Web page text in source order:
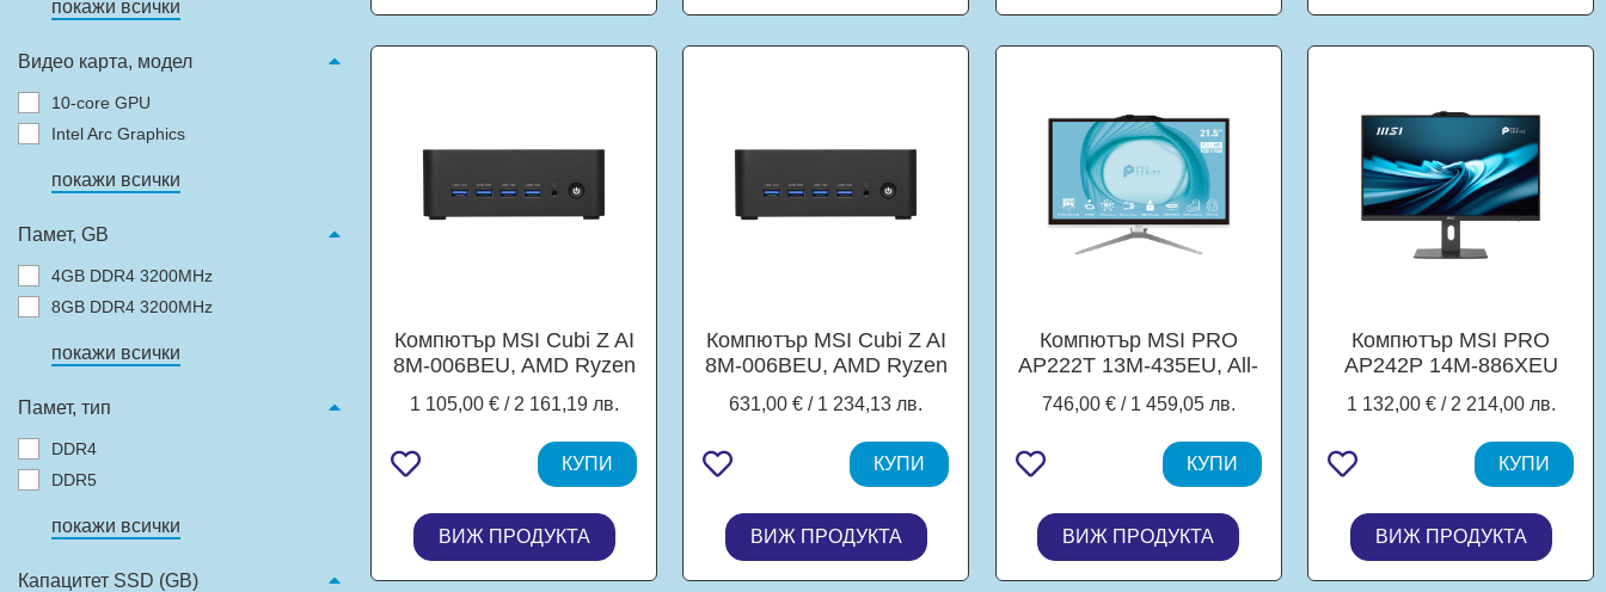
покажи всички
Видео карта, модел
10-core GPU
Intel Arc Graphics
покажи всички
Памет, GB
4GB DDR4 3200MHz
8GB DDR4 3200MHz
покажи всички
Памет, тип
DDR4
DDR5
покажи всички
Капацитет SSD (GB)
Компютър MSI Cubi Z AI
8M-006BEU, AMD Ryzen
GHz, 16MB Cache), AMD
Radeon 780M, 16GB
DDR5 SODIMM, 1TB
SSD M.2 NVMe,
Windows 11 Pro
1 105,00 € / 2 161,19 лв.
КУПИ
ВИЖ ПРОДУКТА
Компютър MSI Cubi Z AI
8M-006BEU, AMD Ryzen
GHz, 16MB Cache), AMD
Radeon 780M, no RAM
(DDR5 SODIMM), no
Storage (M.2 SSD), Free
DOS
631,00 € / 1 234,13 лв.
КУПИ
ВИЖ ПРОДУКТА
Компютър MSI PRO
AP222T 13M-435EU, All-
Gold G7400 2C (3.70
GHz, 6MB Cache), 21.5"
(54.61 cm) FHD IPS,
Touchscreen, 4GB
DDR4, 512GB SSD M.2
NVMe, Wi-Fi 5+BT, 2xRJ-
45, HDMI, Windows 11
746,00 € / 1 459,05 лв.
КУПИ
ВИЖ ПРОДУКТА
Компютър MSI PRO
AP242P 14M-886XEU
14700 20C (2.50 / 5.40
GHz, 33MB Cache),
23.8" (60.45 cm) FHD,
16GB DDR5, 1TB SSD
M.2 NVMe, Wi-Fi 6+BT,
RJ-45, HDMI, DP, Free
DOS
1 132,00 € / 2 214,00 лв.
КУПИ
ВИЖ ПРОДУКТА